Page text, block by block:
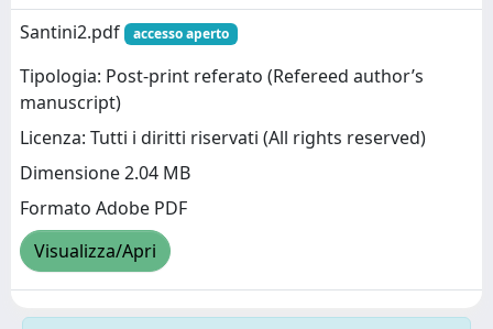
Santini2.pdf
accesso aperto
Tipologia: Post-print referato (Refereed author’s
manuscript)
Licenza: Tutti i diritti riservati (All rights reserved)
Dimensione 2.04 MB
Formato Adobe PDF
Visualizza/Apri